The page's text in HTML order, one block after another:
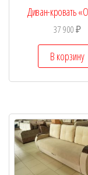
Диван-кровать
37 900₽
В корзину